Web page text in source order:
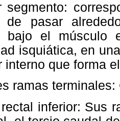
segmento:
de pasar
bajo el
isquiática, en
interno que forma
ramas
inferior: Sus